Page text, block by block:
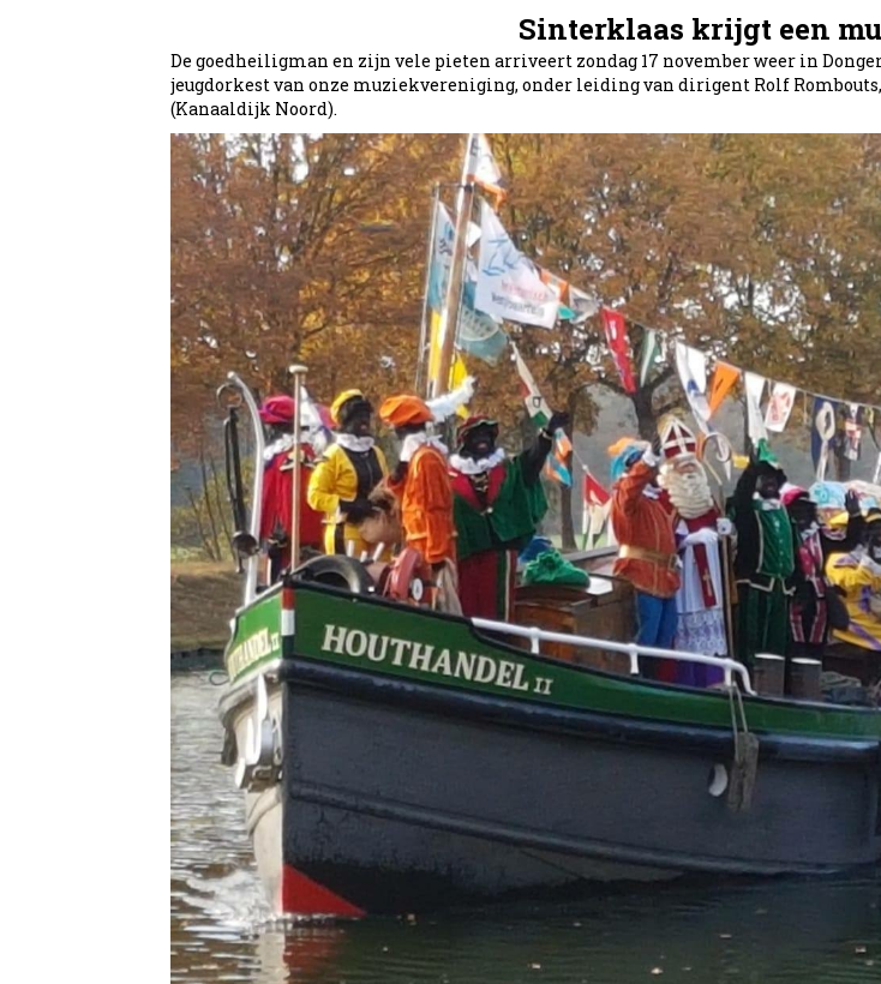
Sinterklaas krijgt een
De goedheiligman en zijn vele pieten arriveert zondag 17 november weer in
jeugdorkest van onze muziekvereniging, onder leiding van dirigent Rolf
(Kanaaldijk Noord).